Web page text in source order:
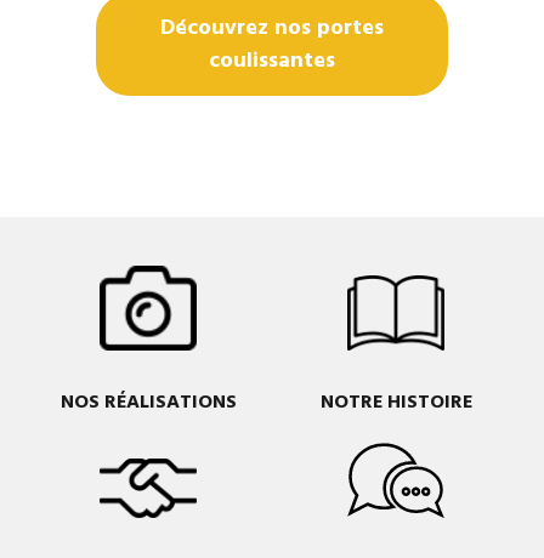
Découvrez nos portes
coulissantes
NOS RÉALISATIONS NOTRE HISTOIRE